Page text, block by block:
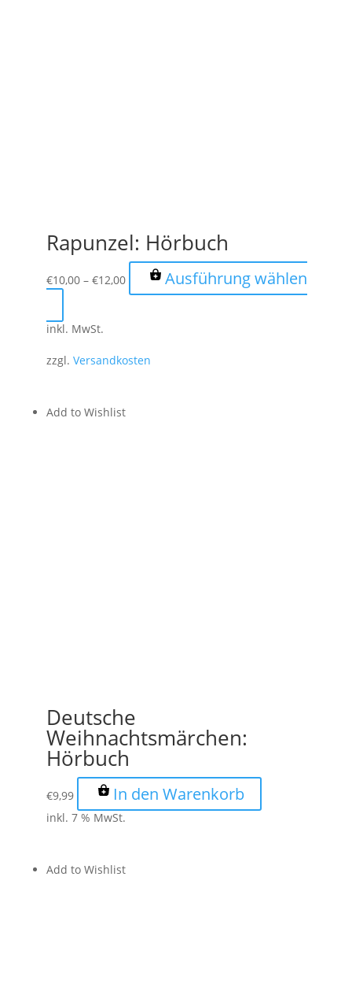
Rapunzel: Hörbuch
€10,00– €12,00 Ausführung wählen
inkl. MwSt.
zzgl. Versandkosten
Add to Wishlist
Deutsche
Weihnachtsmärchen:
Hörbuch
€9,99 In den Warenkorb
inkl. 7 % MwSt.
Add to Wishlist